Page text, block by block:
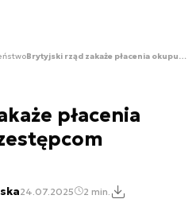
Brytyjski rząd zakaże płacenia okupu cyberprzestępcom
płacenia
24.07.2025 2 min.